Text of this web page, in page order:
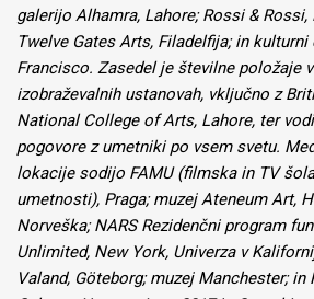
galerijo Alhamra, Lahore; Rossi & Rossi,
Twelve Gates Arts, Filadelfija; in kulturni
Francisco. Zasedel je številne položaje
izobraževalnih ustanovah, vključno z
National College of Arts, Lahore, ter
pogovore z umetniki po vsem svetu.
lokacije sodijo FAMU (filmska in TV
umetnosti), Praga; muzej Ateneum Art,
Norveška; NARS Rezidenčni program
Unlimited, New York, Univerza v
Valand, Göteborg; muzej Manchester; in